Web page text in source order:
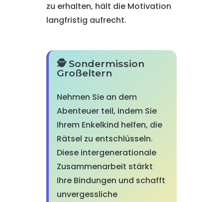
zu erhalten, hält die Motivation
langfristig aufrecht.
🕵️ Sondermission
Großeltern
Nehmen Sie an dem
Abenteuer teil, indem Sie
Ihrem Enkelkind helfen, die
Rätsel zu entschlüsseln.
Diese intergenerationale
Zusammenarbeit stärkt
Ihre Bindungen und schafft
unvergessliche